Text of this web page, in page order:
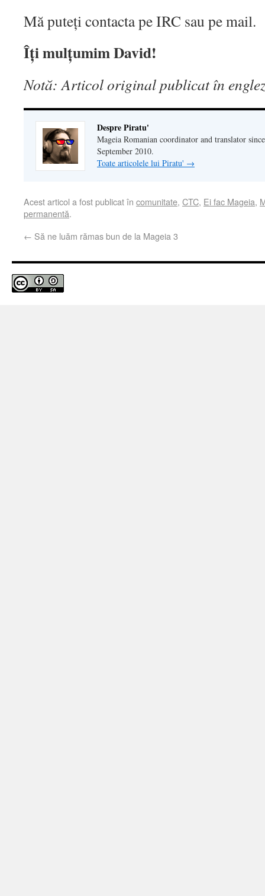
Mă puteți contacta pe IRC sau pe mail.
Îți mulțumim David!
Notă: Articol original publicat în
Despre Piratu'
Mageia Romanian coordinator and translator
September 2010.
Toate articolele lui Piratu' →
Acest articol a fost publicat în comunitate, CTC, Ei fac Mageia,
permanentă.
← Să ne luăm rămas bun de la Mageia 3